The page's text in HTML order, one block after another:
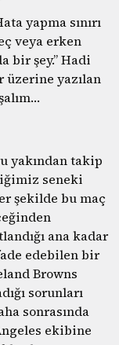
yapma sınırı
veya erken
şey.’’ Hadi
yazılan
yakından takip
seneki
şekilde bu maç
ana kadar
edebilen bir
Browns
sorunları
sonrasında
ekibine